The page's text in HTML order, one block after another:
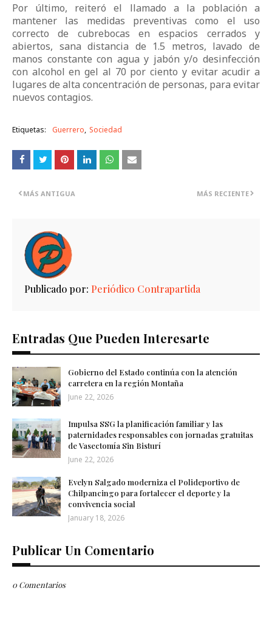
Por último, reiteró el llamado a la población a
mantener las medidas preventivas como el uso
correcto de cubrebocas en espacios cerrados y
abiertos, sana distancia de 1.5 metros, lavado de
manos constante con agua y jabón y/o desinfección
con alcohol en gel al 70 por ciento y evitar acudir a
lugares de alta concentración de personas, para evitar
nuevos contagios.
Etiquetas: Guerrero Sociedad
MÁS RECIENTE
MÁS ANTIGUA
Publicado por: Periódico Contrapartida
Entradas Que Pueden Interesarte
Gobierno del Estado continúa con la atención
carretera en la región Montaña
June 22, 2026
Impulsa SSG la planificación familiar y las
paternidades responsables con jornadas gratuitas
de Vasectomía Sin Bisturí
June 22, 2026
Evelyn Salgado moderniza el Polideportivo de
Chilpancingo para fortalecer el deporte y la
convivencia social
January 18, 2026
Publicar Un Comentario
0 Comentarios